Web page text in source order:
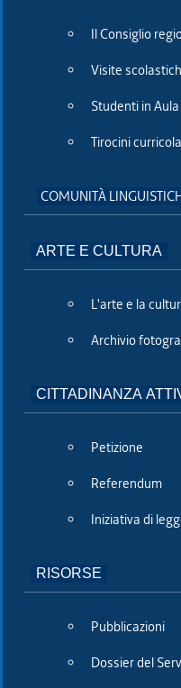
Il Consiglio
Visite
Studenti in Aula
Tirocini
COMUNITÀ
ARTE E CULTURA
L'arte e la
Archivio
CITTADINANZA
Petizione
Referendum
Iniziativa di
RISORSE
Pubblicazioni
Dossier del
Venezia Giulia
Recapiti e
Piazza Oberdan 6, 34133
tel. 040 3771111